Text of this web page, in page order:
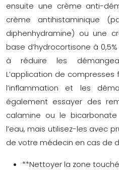
ensuite une crème anti-
crème antihistaminique
diphenhydramine) ou une
base d’hydrocortisone à
à réduire les
L’application de
l’inflammation et les
également essayer des
calamine ou le
l’eau, mais utilisez-les avec
de votre médecin en cas de
**Nettoyer la zone